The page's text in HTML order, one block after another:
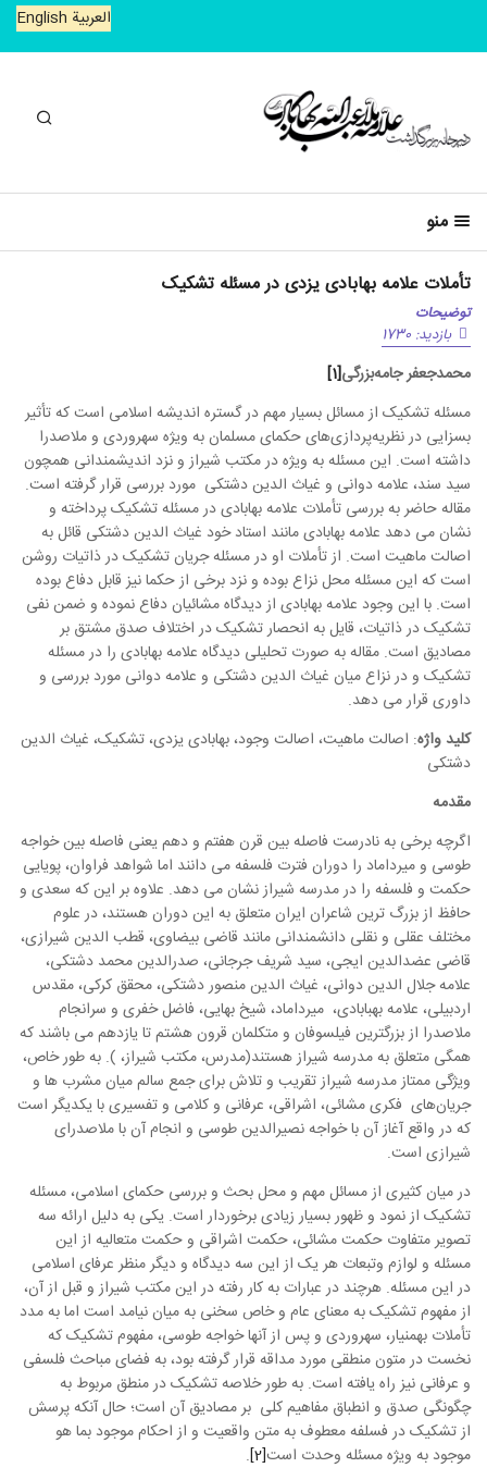
العربیة English
جستجو
منو
تأملات علامه بهابادی یزدی در مسئله تشکیک
توضیحات
بازدید: 1730
محمدجعفر جامه‌بزرگی[1]
مسئله تشکیک از مسائل بسیار مهم در گستره اندیشه اسلامی است که تأثیر
بسزایی در نظریه‌پردازی‌های حکمای مسلمان به ویژه سهروردی و ملاصدرا
داشته است. این مسئله به ویژه در مکتب شیراز و نزد اندیشمندانی همچون
سید سند، علامه دوانی و غیاث الدین دشتکی مورد بررسی قرار گرفته است.
مقاله حاضر به بررسی تأملات علامه بهابادی در مسئله تشکیک پرداخته و
نشان می دهد علامه بهابادی مانند استاد خود غیاث الدین دشتکی قائل به
اصالت ماهیت است. از تأملات او در مسئله جریان تشکیک در ذاتیات روشن
است که این مسئله محل نزاع بوده و نزد برخی از حکما نیز قابل دفاع بوده
است. با این وجود علامه بهابادی از دیدگاه مشائیان دفاع نموده و ضمن نفی
تشکیک در ذاتیات، قایل به انحصار تشکیک در اختلاف صدق مشتق بر
مصادیق است. مقاله به صورت تحلیلی دیدگاه علامه بهابادی را در مسئله
تشکیک و در نزاع میان غیاث الدین دشتکی و علامه دوانی مورد بررسی و
داوری قرار می دهد.
کلید واژه: اصالت ماهیت، اصالت وجود، بهابادی یزدی، تشکیک، غیاث الدین
دشتکی
مقدمه
اگرچه برخی به نادرست فاصله بین قرن هفتم و دهم یعنی فاصله بین خواجه
طوسی و میرداماد را دوران فترت فلسفه می دانند اما شواهد فراوان، پویایی
حکمت و فلسفه را در مدرسه شیراز نشان می دهد. علاوه بر این که سعدی و
حافظ از بزرگ ترین شاعران ایران متعلق به این دوران هستند، در علوم
مختلف عقلی و نقلی دانشمندانی مانند قاضی بیضاوی، قطب الدین شیرازی،
قاضی عضدالدین ایجی، سید شریف جرجانی، صدرالدین محمد دشتکی،
علامه جلال الدین دوانی، غیاث الدین منصور دشتکی، محقق کرکی، مقدس
اردبیلی، علامه بهبابادی، میرداماد، شیخ بهایی، فاضل خفری و سرانجام
ملاصدرا از بزرگترین فیلسوفان و متکلمان قرون هشتم تا یازدهم می باشند که
همگی متعلق به مدرسه شیراز هستند(مدرس، مکتب شیراز، ). به طور خاص،
ویژگی ممتاز مدرسه شیراز تقریب و تلاش برای جمع سالم میان مشرب ها و
جریان‌های فکری مشائی، اشراقی، عرفانی و کلامی و تفسیری با یکدیگر است
که در واقع آغاز آن با خواجه نصیرالدین طوسی و انجام آن با ملاصدرای
شیرازی است.
در میان کثیری از مسائل مهم و محل بحث و بررسی حکمای اسلامی، مسئله
تشکیک از نمود و ظهور بسیار زیادی برخوردار است. یکی به دلیل ارائه سه
تصویر متفاوت حکمت مشائی، حکمت اشراقی و حکمت متعالیه از این
مسئله و لوازم وتبعات هر یک از این سه دیدگاه و دیگر منظر عرفای اسلامی
در این مسئله. هرچند در عبارات به کار رفته در این مکتب شیراز و قبل از آن،
از مفهوم تشکیک به معنای عام و خاص سخنی به میان نیامد است اما به مدد
تأملات بهمنیار، سهروردی و پس از آنها خواجه طوسی، مفهوم تشکیک که
نخست در متون منطقی مورد مداقه قرار گرفته بود، به فضای مباحث فلسفی
و عرفانی نیز راه یافته است. به طور خلاصه تشکیک در منطق مربوط به
چگونگی صدق و انطباق مفاهیم کلی بر مصادیق آن است؛ حال آنکه پرسش
از تشکیک در فسلفه معطوف به متن واقعیت و از احکام موجود بما هو
موجود به ویژه مسئله وحدت است[2]
.